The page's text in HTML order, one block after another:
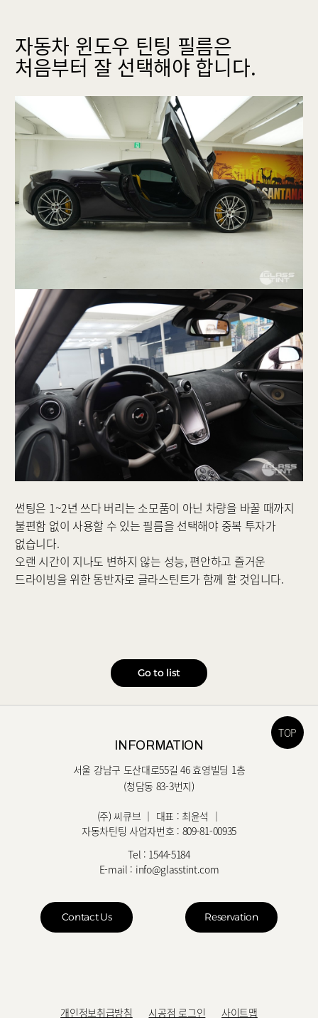
자동차 윈도우 틴팅 필름은
처음부터 잘 선택해야 합니다.
썬팅은 1~2년 쓰다 버리는 소모품이 아닌 차량을 바꿀 때까지
불편함 없이 사용할 수 있는 필름을 선택해야 중복 투자가
없습니다.
오랜 시간이 지나도 변하지 않는 성능, 편안하고 즐거운
드라이빙을 위한 동반자로 글라스틴트가 함께 할 것입니다.
Go to list
INFORMATION
서울 강남구 도산대로55길 46 효영빌딩 1층
(청담동 83-3번지)
(주) 씨큐브 ｜ 대표 : 최윤석 ｜
자동차틴팅 사업자번호 : 809-81-00935
Tel : 1544-5184
E-mail : info@glasstint.com
Contact Us Reservation
개인정보취급방침 시공점 로그인 사이트맵
TOP